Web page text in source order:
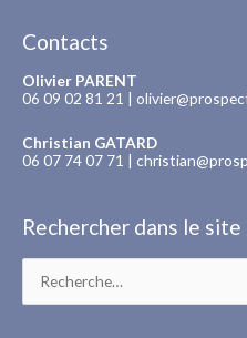
Contacts
Olivier PARENT
06 09 02 81 21 |
Christian GATARD
06 07 74 07 71 |
Rechercher dans le site
Rechercher :